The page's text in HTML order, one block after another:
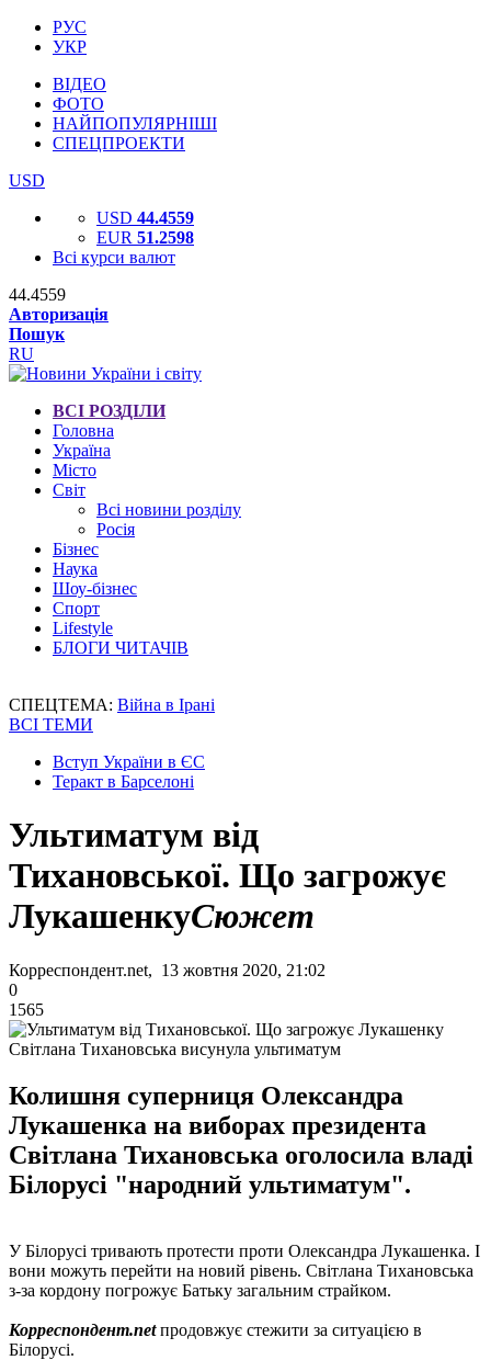
РУС
УКР
ВІДЕО
ФОТО
НАЙПОПУЛЯРНІШІ
СПЕЦПРОЕКТИ
USD
USD 44.4559
EUR 51.2598
Всі курси валют
44.4559
Авторизація
Пошук
RU
ВСІ РОЗДІЛИ
Головна
Україна
Місто
Світ
Всі новини розділу
Росія
Бізнес
Наука
Шоу-бізнес
Спорт
Lifestyle
БЛОГИ ЧИТАЧІВ
СПЕЦТЕМА: Війна в Ірані
ВСІ ТЕМИ
Вступ України в ЄС
Теракт в Барселоні
Ультиматум від
Тихановської. Що загрожує
ЛукашенкуСюжет
Корреспондент.net, 13 жовтня 2020, 21:02
0
1565
Світлана Тихановська висунула ультиматум
Колишня суперниця Олександра
Лукашенка на виборах президента
Світлана Тихановська оголосила владі
Білорусі "народний ультиматум".
У Білорусі тривають протести проти Олександра Лукашенка. І
вони можуть перейти на новий рівень. Світлана Тихановська
з-за кордону погрожує Батьку загальним страйком.
Корреспондент.netпродовжує стежити за ситуацією в
Білорусі.